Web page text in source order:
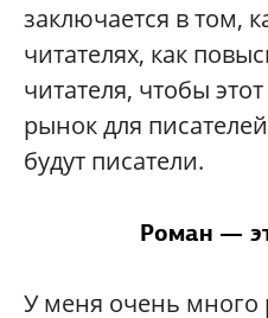
заключается в том,
читателях, как
читателя, чтобы
рынок для
будут писатели.
Роман —
У меня очень много